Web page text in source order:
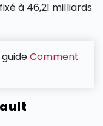
à 46,21 milliards
Comment